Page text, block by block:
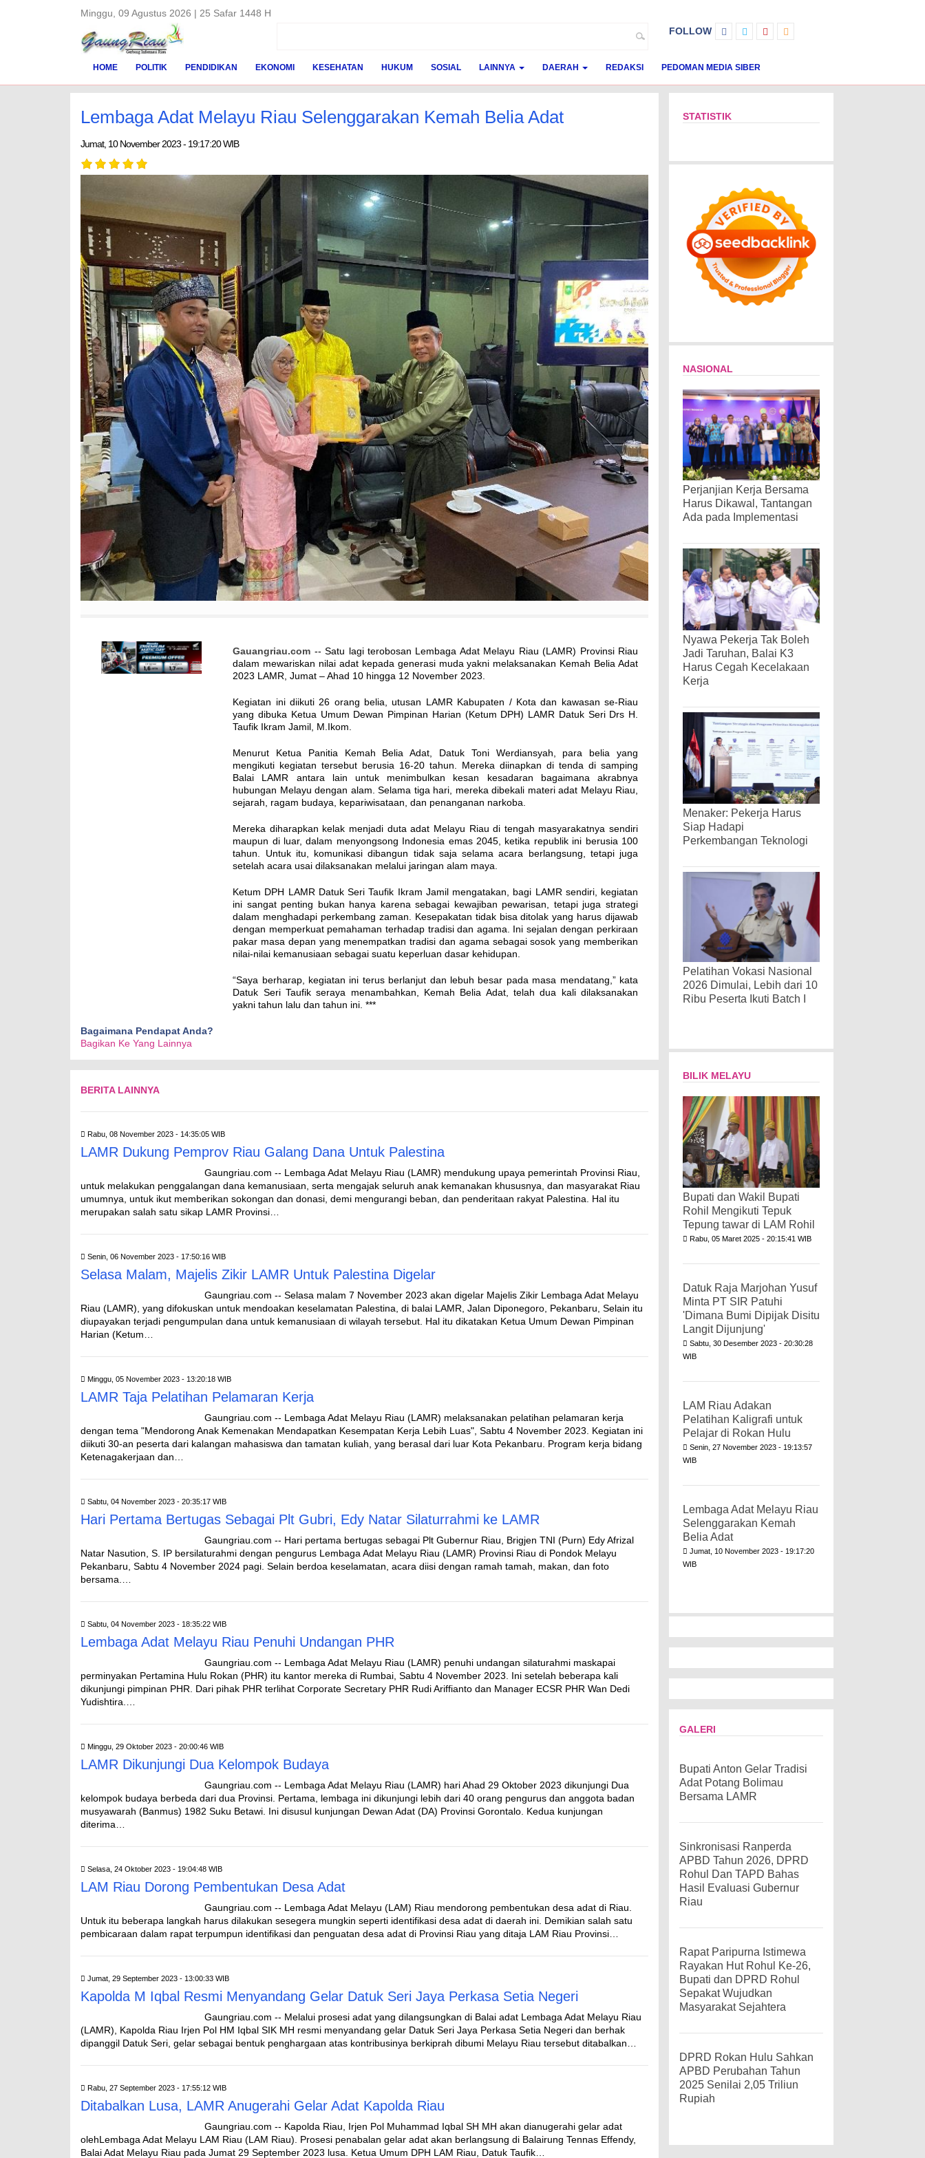
Minggu, 09 Agustus 2026 | 25 Safar 1448 H
FOLLOW
HOME POLITIK PENDIDIKAN EKONOMI KESEHATAN HUKUM SOSIAL LAINNYA DAERAH REDAKSI PEDOMAN MEDIA SIBER
Lembaga Adat Melayu Riau Selenggarakan Kemah Belia Adat
Jumat, 10 November 2023 - 19:17:20 WIB
Gauangriau.com -- Satu lagi terobosan Lembaga Adat Melayu Riau (LAMR) Provinsi Riau
dalam mewariskan nilai adat kepada generasi muda yakni melaksanakan Kemah Belia Adat
2023 LAMR, Jumat – Ahad 10 hingga 12 November 2023.
Kegiatan ini diikuti 26 orang belia, utusan LAMR Kabupaten / Kota dan kawasan se-Riau
yang dibuka Ketua Umum Dewan Pimpinan Harian (Ketum DPH) LAMR Datuk Seri Drs H.
Taufik Ikram Jamil, M.Ikom.
Menurut Ketua Panitia Kemah Belia Adat, Datuk Toni Werdiansyah, para belia yang
mengikuti kegiatan tersebut berusia 16-20 tahun. Mereka diinapkan di tenda di samping
Balai LAMR antara lain untuk menimbulkan kesan kesadaran bagaimana akrabnya
hubungan Melayu dengan alam. Selama tiga hari, mereka dibekali materi adat Melayu Riau,
sejarah, ragam budaya, kepariwisataan, dan penanganan narkoba.
Mereka diharapkan kelak menjadi duta adat Melayu Riau di tengah masyarakatnya sendiri
maupun di luar, dalam menyongsong Indonesia emas 2045, ketika republik ini berusia 100
tahun. Untuk itu, komunikasi dibangun tidak saja selama acara berlangsung, tetapi juga
setelah acara usai dilaksanakan melalui jaringan alam maya.
Ketum DPH LAMR Datuk Seri Taufik Ikram Jamil mengatakan, bagi LAMR sendiri, kegiatan
ini sangat penting bukan hanya karena sebagai kewajiban pewarisan, tetapi juga strategi
dalam menghadapi perkembang zaman. Kesepakatan tidak bisa ditolak yang harus dijawab
dengan memperkuat pemahaman terhadap tradisi dan agama. Ini sejalan dengan perkiraan
pakar masa depan yang menempatkan tradisi dan agama sebagai sosok yang memberikan
nilai-nilai kemanusiaan sebagai suatu keperluan dasar kehidupan.
“Saya berharap, kegiatan ini terus berlanjut dan lebuh besar pada masa mendatang,” kata
Datuk Seri Taufik seraya menambahkan, Kemah Belia Adat, telah dua kali dilaksanakan
yakni tahun lalu dan tahun ini. ***
Bagaimana Pendapat Anda?
Bagikan Ke Yang Lainnya
BERITA LAINNYA
Rabu, 08 November 2023 - 14:35:05 WIB
LAMR Dukung Pemprov Riau Galang Dana Untuk Palestina
Gaungriau.com -- Lembaga Adat Melayu Riau (LAMR) mendukung upaya pemerintah Provinsi Riau,
untuk melakukan penggalangan dana kemanusiaan, serta mengajak seluruh anak kemanakan khususnya, dan masyarakat Riau
umumnya, untuk ikut memberikan sokongan dan donasi, demi mengurangi beban, dan penderitaan rakyat Palestina. Hal itu
merupakan salah satu sikap LAMR Provinsi…
Senin, 06 November 2023 - 17:50:16 WIB
Selasa Malam, Majelis Zikir LAMR Untuk Palestina Digelar
Gaungriau.com -- Selasa malam 7 November 2023 akan digelar Majelis Zikir Lembaga Adat Melayu
Riau (LAMR), yang difokuskan untuk mendoakan keselamatan Palestina, di balai LAMR, Jalan Diponegoro, Pekanbaru, Selain itu
diupayakan terjadi pengumpulan dana untuk kemanusiaan di wilayah tersebut. Hal itu dikatakan Ketua Umum Dewan Pimpinan
Harian (Ketum…
Minggu, 05 November 2023 - 13:20:18 WIB
LAMR Taja Pelatihan Pelamaran Kerja
Gaungriau.com -- Lembaga Adat Melayu Riau (LAMR) melaksanakan pelatihan pelamaran kerja
dengan tema "Mendorong Anak Kemenakan Mendapatkan Kesempatan Kerja Lebih Luas", Sabtu 4 November 2023. Kegiatan ini
diikuti 30-an peserta dari kalangan mahasiswa dan tamatan kuliah, yang berasal dari luar Kota Pekanbaru. Program kerja bidang
Ketenagakerjaan dan…
Sabtu, 04 November 2023 - 20:35:17 WIB
Hari Pertama Bertugas Sebagai Plt Gubri, Edy Natar Silaturrahmi ke LAMR
Gaungriau.com -- Hari pertama bertugas sebagai Plt Gubernur Riau, Brigjen TNI (Purn) Edy Afrizal
Natar Nasution, S. IP bersilaturahmi dengan pengurus Lembaga Adat Melayu Riau (LAMR) Provinsi Riau di Pondok Melayu
Pekanbaru, Sabtu 4 November 2024 pagi. Selain berdoa keselamatan, acara diisi dengan ramah tamah, makan, dan foto
bersama.…
Sabtu, 04 November 2023 - 18:35:22 WIB
Lembaga Adat Melayu Riau Penuhi Undangan PHR
Gaungriau.com -- Lembaga Adat Melayu Riau (LAMR) penuhi undangan silaturahmi maskapai
perminyakan Pertamina Hulu Rokan (PHR) itu kantor mereka di Rumbai, Sabtu 4 November 2023. Ini setelah beberapa kali
dikunjungi pimpinan PHR. Dari pihak PHR terlihat Corporate Secretary PHR Rudi Ariffianto dan Manager ECSR PHR Wan Dedi
Yudishtira.…
Minggu, 29 Oktober 2023 - 20:00:46 WIB
LAMR Dikunjungi Dua Kelompok Budaya
Gaungriau.com -- Lembaga Adat Melayu Riau (LAMR) hari Ahad 29 Oktober 2023 dikunjungi Dua
kelompok budaya berbeda dari dua Provinsi. Pertama, lembaga ini dikunjungi lebih dari 40 orang pengurus dan anggota badan
musyawarah (Banmus) 1982 Suku Betawi. Ini disusul kunjungan Dewan Adat (DA) Provinsi Gorontalo. Kedua kunjungan
diterima…
Selasa, 24 Oktober 2023 - 19:04:48 WIB
LAM Riau Dorong Pembentukan Desa Adat
Gaungriau.com -- Lembaga Adat Melayu (LAM) Riau mendorong pembentukan desa adat di Riau.
Untuk itu beberapa langkah harus dilakukan sesegera mungkin seperti identifikasi desa adat di daerah ini. Demikian salah satu
pembicaraan dalam rapat terpumpun identifikasi dan penguatan desa adat di Provinsi Riau yang ditaja LAM Riau Provinsi…
Jumat, 29 September 2023 - 13:00:33 WIB
Kapolda M Iqbal Resmi Menyandang Gelar Datuk Seri Jaya Perkasa Setia Negeri
Gaungriau.com -- Melalui prosesi adat yang dilangsungkan di Balai adat Lembaga Adat Melayu Riau
(LAMR), Kapolda Riau Irjen Pol HM Iqbal SIK MH resmi menyandang gelar Datuk Seri Jaya Perkasa Setia Negeri dan berhak
dipanggil Datuk Seri, gelar sebagai bentuk penghargaan atas kontribusinya berkiprah dibumi Melayu Riau tersebut ditabalkan…
Rabu, 27 September 2023 - 17:55:12 WIB
Ditabalkan Lusa, LAMR Anugerahi Gelar Adat Kapolda Riau
Gaungriau.com -- Kapolda Riau, Irjen Pol Muhammad Iqbal SH MH akan dianugerahi gelar adat
olehLembaga Adat Melayu LAM Riau (LAM Riau). Prosesi penabalan gelar adat akan berlangsung di Balairung Tennas Effendy,
Balai Adat Melayu Riau pada Jumat 29 September 2023 lusa. Ketua Umum DPH LAM Riau, Datuk Taufik…
STATISTIK
NASIONAL
Perjanjian Kerja Bersama
Harus Dikawal, Tantangan
Ada pada Implementasi
Nyawa Pekerja Tak Boleh
Jadi Taruhan, Balai K3
Harus Cegah Kecelakaan
Kerja
Menaker: Pekerja Harus
Siap Hadapi
Perkembangan Teknologi
Pelatihan Vokasi Nasional
2026 Dimulai, Lebih dari 10
Ribu Peserta Ikuti Batch I
BILIK MELAYU
Bupati dan Wakil Bupati
Rohil Mengikuti Tepuk
Tepung tawar di LAM Rohil
Rabu, 05 Maret 2025 - 20:15:41 WIB
Datuk Raja Marjohan Yusuf
Minta PT SIR Patuhi
'Dimana Bumi Dipijak Disitu
Langit Dijunjung'
Sabtu, 30 Desember 2023 - 20:30:28
WIB
LAM Riau Adakan
Pelatihan Kaligrafi untuk
Pelajar di Rokan Hulu
Senin, 27 November 2023 - 19:13:57
WIB
Lembaga Adat Melayu Riau
Selenggarakan Kemah
Belia Adat
Jumat, 10 November 2023 - 19:17:20
WIB
GALERI
Bupati Anton Gelar Tradisi
Adat Potang Bolimau
Bersama LAMR
Sinkronisasi Ranperda
APBD Tahun 2026, DPRD
Rohul Dan TAPD Bahas
Hasil Evaluasi Gubernur
Riau
Rapat Paripurna Istimewa
Rayakan Hut Rohul Ke-26,
Bupati dan DPRD Rohul
Sepakat Wujudkan
Masyarakat Sejahtera
DPRD Rokan Hulu Sahkan
APBD Perubahan Tahun
2025 Senilai 2,05 Triliun
Rupiah